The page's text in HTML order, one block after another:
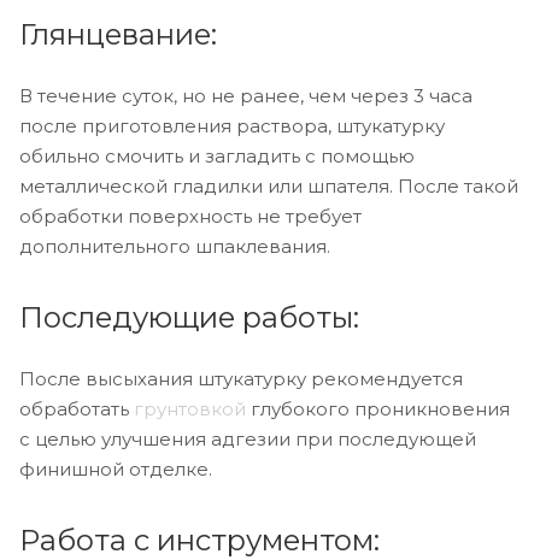
Глянцевание:
В течение суток, но не ранее, чем через 3 часа
после приготовления раствора, штукатурку
обильно смочить и загладить с помощью
металлической гладилки или шпателя. После такой
обработки поверхность не требует
дополнительного шпаклевания.
Последующие работы:
После высыхания штукатурку рекомендуется
обработать грунтовкой глубокого проникновения
с целью улучшения адгезии при последующей
финишной отделке.
Работа с инструментом: